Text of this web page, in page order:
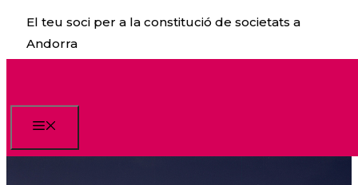
Vés
contingut
El teu soci per a la constitució de societats a
Andorra